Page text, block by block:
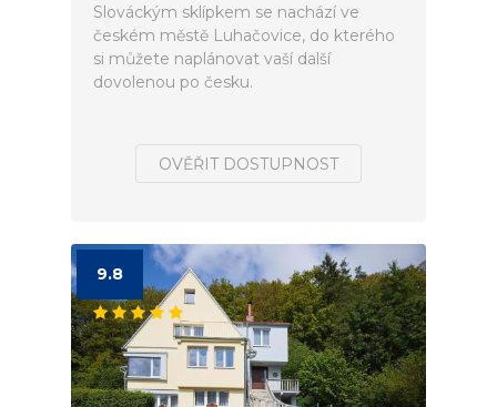
Slováckým sklípkem se nachází ve
českém městě Luhačovice, do kterého
si můžete naplánovat vaší další
dovolenou po česku.
OVĚŘIT DOSTUPNOST
9.8